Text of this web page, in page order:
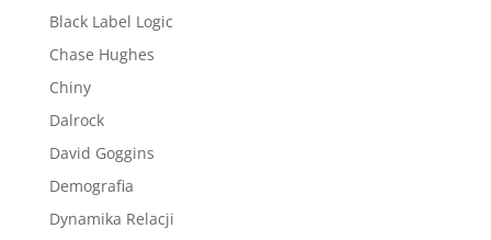
Black Label Logic
Chase Hughes
Chiny
Dalrock
David Goggins
Demografia
Dynamika Relacji